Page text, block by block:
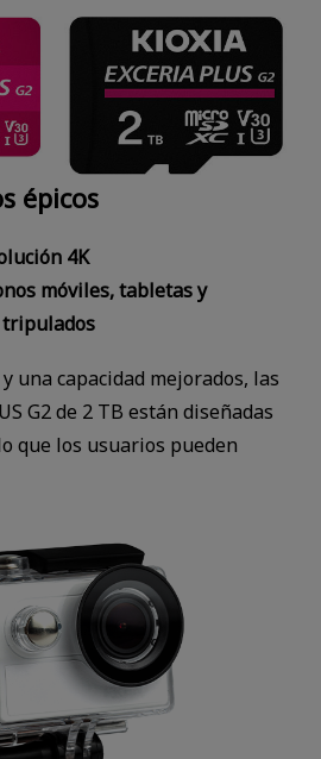
épicos
4K
móviles, tabletas y
tripulados
una capacidad mejorados, las
G2 de 2 TB están diseñadas
que los usuarios pueden